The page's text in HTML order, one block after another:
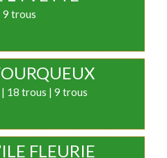
9 trous
18 trous | 9 trous
FLEURIE